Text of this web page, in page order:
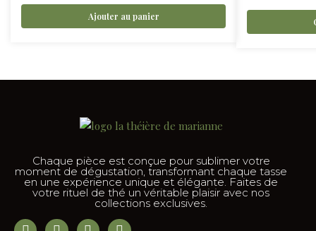
Ajouter au panier
Chaque pièce est conçue pour sublimer votre
moment de dégustation, transformant chaque tasse
en une expérience unique et élégante. Faites de
votre rituel de thé un véritable plaisir avec nos
collections exclusives.